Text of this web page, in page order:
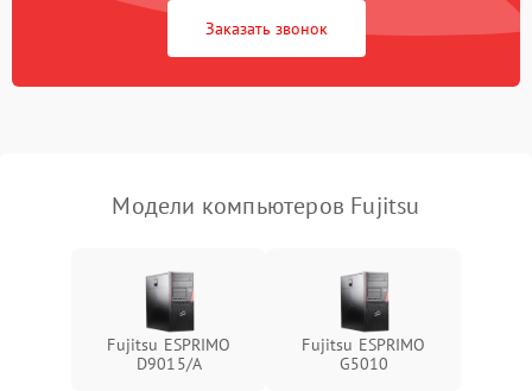
оперативной памяти
Заказать звонок
Модели компьютеров Fujitsu
Fujitsu ESPRIMO
D9015/A
Fujitsu ESPRIMO
G5010